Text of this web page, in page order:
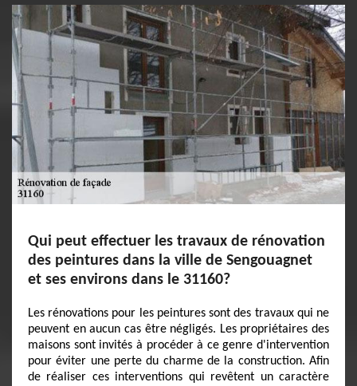
Qui peut effectuer les travaux de rénovation
des peintures dans la ville de Sengouagnet
et ses environs dans le 31160?
Les rénovations pour les peintures sont des travaux qui ne
peuvent en aucun cas être négligés. Les propriétaires des
maisons sont invités à procéder à ce genre d'intervention
pour éviter une perte du charme de la construction. Afin
de réaliser ces interventions qui revêtent un caractère